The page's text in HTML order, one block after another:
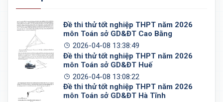
Đề thi thử tốt nghiệp THPT năm 2026
môn Toán sở GD&ĐT Cao Bằng
2026-04-08 13:38:49
Đề thi thử tốt nghiệp THPT năm 2026
môn Toán sở GD&ĐT Huế
2026-04-08 13:08:22
Đề thi thử tốt nghiệp THPT năm 2026
môn Toán sở GD&ĐT Hà Tĩnh